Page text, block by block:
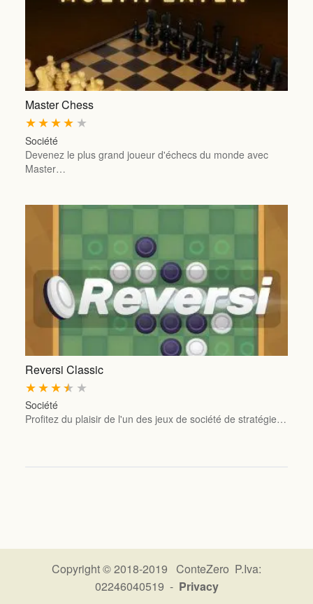
Master Chess
★
★
★
★
★
Société
Devenez le plus grand joueur d'échecs du monde avec
Master…
Reversi Classic
★
★
★
★
★
Société
Profitez du plaisir de l'un des jeux de société de stratégie…
Copyright © 2018-2019 ConteZero P.Iva:
02246040519 - Privacy